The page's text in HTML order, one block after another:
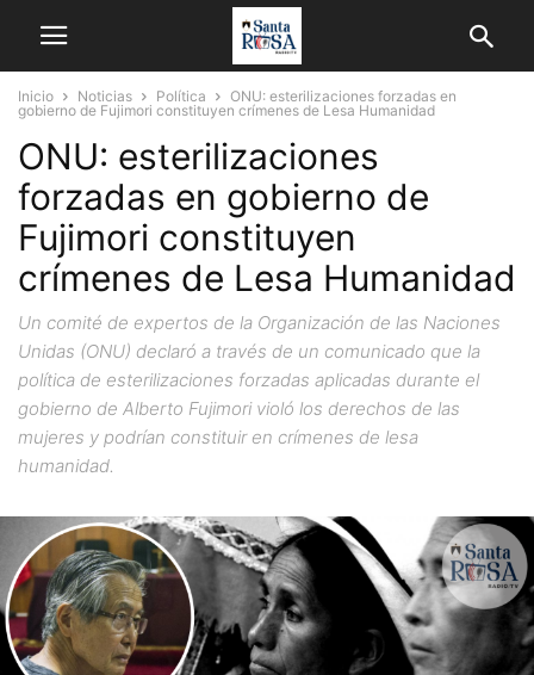
Inicio Noticias Política
ONU: esterilizaciones forzadas en
gobierno de Fujimori constituyen crímenes de Lesa Humanidad
ONU: esterilizaciones
forzadas en gobierno de
Fujimori constituyen
crímenes de Lesa Humanidad
Un comité de expertos de la Organización de las Naciones
Unidas (ONU) declaró a través de un comunicado que la
política de esterilizaciones forzadas aplicadas durante el
gobierno de Alberto Fujimori violó los derechos de las
mujeres y podrían constituir en crímenes de lesa
humanidad.